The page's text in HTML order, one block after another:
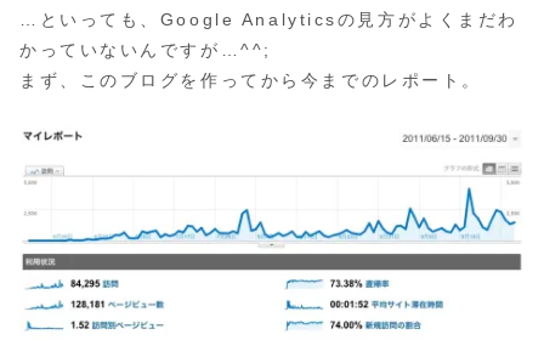
…といっても、Google Analyticsの見方がよくまだわ
かっていないんですが…^^;
まず、このブログを作ってから今までのレポート。